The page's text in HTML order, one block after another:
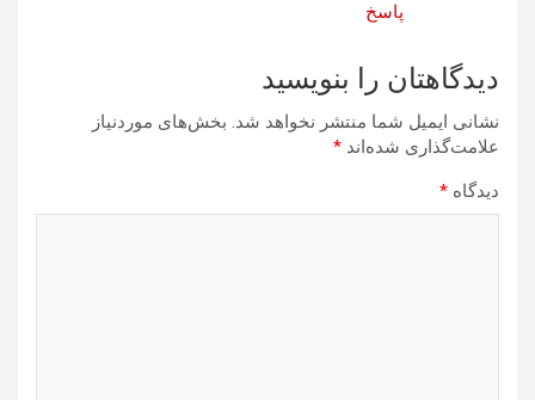
پاسخ
دیدگاهتان را بنویسید
نشانی ایمیل شما منتشر نخواهد شد. بخش‌های موردنیاز
علامت‌گذاری شده‌اند *
دیدگاه *